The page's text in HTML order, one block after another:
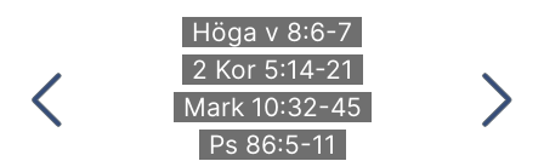
Höga v 8:6-7
2 Kor 5:14-21
Mark 10:32-45
Ps 86:5-11